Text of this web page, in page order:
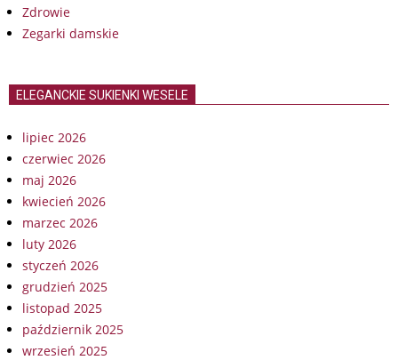
Zdrowie
Zegarki damskie
ELEGANCKIE SUKIENKI WESELE
lipiec 2026
czerwiec 2026
maj 2026
kwiecień 2026
marzec 2026
luty 2026
styczeń 2026
grudzień 2025
listopad 2025
październik 2025
wrzesień 2025